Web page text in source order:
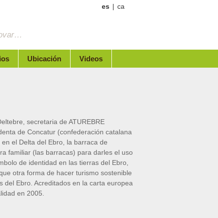
es | ca
Ubicación Videos
secretaria de ATUREBRE
de Concatur (confederación catalana
el Delta del Ebro, la barraca de
familiar (las barracas) para darles el uso
de identidad en las tierras del Ebro,
otra forma de hacer turismo sostenible
del Ebro. Acreditados en la carta europea
en 2005.